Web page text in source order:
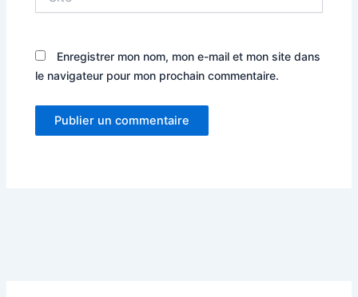
Enregistrer mon nom, mon e-mail et mon site dans
le navigateur pour mon prochain commentaire.